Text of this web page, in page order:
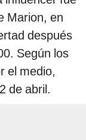
Marion, en
después
Según los
el medio,
de abril.